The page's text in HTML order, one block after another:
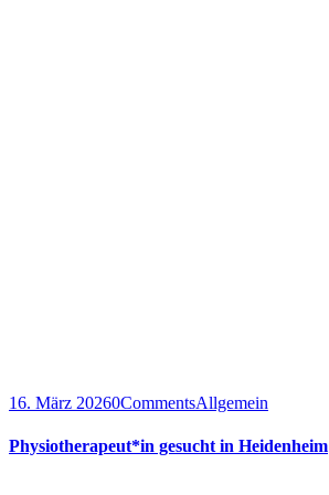
16. März 20260CommentsAllgemein
Physiotherapeut*in gesucht in Heidenheim